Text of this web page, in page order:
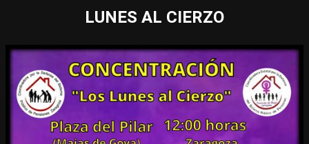
LUNES AL CIERZO